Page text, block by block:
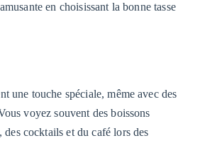
en choisissant la bonne tasse
une touche spéciale, même avec des
voyez souvent des boissons
des cocktails et du café lors des